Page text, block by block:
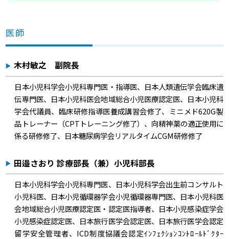
医師
木村敏之 副院長
日本小児科学会小児科専門医・指導医、日本人類遺伝学会臨床遺
伝専門医、日本小児科医会地域総合小児医療認定医、日本小児科
学会代議員、臨床研修指導医養成講習会修了、ミニメド620G製
品トレーナー（CPTトレーニング修了）、向精神薬の適正使用に
係る研修修了、日本糖尿病学会リアルタイムCGM研修修了
田邉さおり 診療部長（兼）小児科部長
日本小児科学会小児科専門医、日本小児科学会出生前コンサルト
小児科医、日本小児循環器学会小児循環器専門医、日本小児科医
会地域総合小児医療認定医・認定医指導者、日本小児感染症学会
小児感染症認定医、日本旅行医学会認定医、日本旅行医学会認定
留学安全管理者、ICD制度協議会認定ｲﾝﾌｪｸｼｮﾝｺﾝﾄﾛｰﾙﾄﾞｸﾀｰ